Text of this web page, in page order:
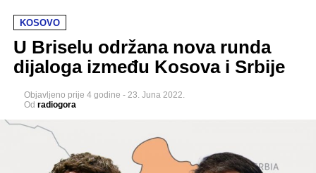
KOSOVO
U Briselu održana nova runda
dijaloga između Kosova i Srbije
Objavljeno prije 4 godine - 23. Juna 2022.
Od radiogora